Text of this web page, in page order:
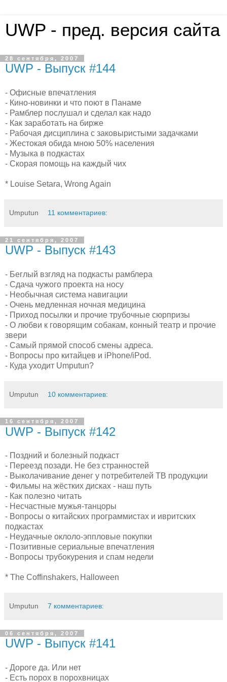
UWP - пред. версия сайта
28 сентября, 2007
UWP - Выпуск #144
- Офисные впечатления
- Кино-новинки и что поют в Панаме
- Рамблер послушал и сделал как надо
- Как заработать на бирже
- Рабочая дисциплина с заковыристыми задачками
- Жестокая обида мною 50% населения
- Музыка в подкастах
- Скорая помощь на каждый чих
* Louise Setara, Wrong Again
Umputun 11 комментариев:
21 сентября, 2007
UWP - Выпуск #143
- Беглый взгляд на подкасты рамблера
- Сдача чужого проекта на носу
- Необычная система навигации
- Очень медленная ночная медицина
- Приход посылки и прочие трубочные сюрпризы
- О любви к говорящим собакам, конный театр и прочие
звери
- Самый прямой способ смены адреса.
- Вопросы про китайцев и iPhone/iPod.
- Куда уходит Umputun?
Umputun 10 комментариев:
16 сентября, 2007
UWP - Выпуск #142
- Поздний и болезный подкаст
- Переезд позади. Не без странностей
- Выколачивание денег у потребителей ТВ продукции
- Фильмы на жёстких дисках - наш путь
- Как полезно читать
- Несчастные мужья-танцоры
- Вопросы о китайских программистах и ивритских
подкастах
- Неудачные оклоло-эппловые покупки
- Позитивные сериальные впечатления
- Вопросы трубокурения и спам недели
* Тhe Coffinshakers, Halloween
Umputun 7 комментариев:
06 сентября, 2007
UWP - Выпуск #141
- Дороге да. Или нет
- Есть порох в порохвницах